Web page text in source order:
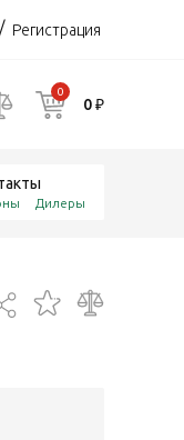
/ Регистрация
0
0 ₽
Дилеры